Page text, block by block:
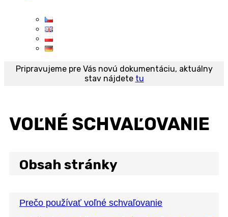
Naše moduly
NIS2 a ZokB
Prípadové štúdie
Nová dokumentácia BETA
Downloads
O nás